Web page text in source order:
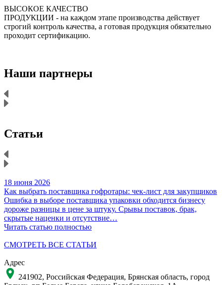
ВЫСОКОЕ КАЧЕСТВО
ПРОДУКЦИИ - на каждом этапе производства действует
строгий контроль качества, а готовая продукция обязательно
проходит сертификацию.
Наши партнеры
Статьи
18 июня 2026
Как выбрать поставщика гофротары: чек-лист для закупщиков
Ошибка в выборе поставщика упаковки обходится бизнесу
дороже разницы в цене за штуку. Срывы поставок, брак,
скрытые наценки и отсутствие…
Читать статью полностью
СМОТРЕТЬ ВСЕ СТАТЬИ
Адрес
241902, Российская Федерация, Брянская область, город